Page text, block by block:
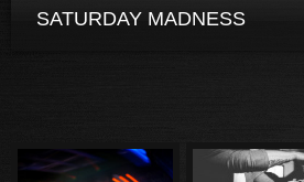
SATURDAY MADNESS